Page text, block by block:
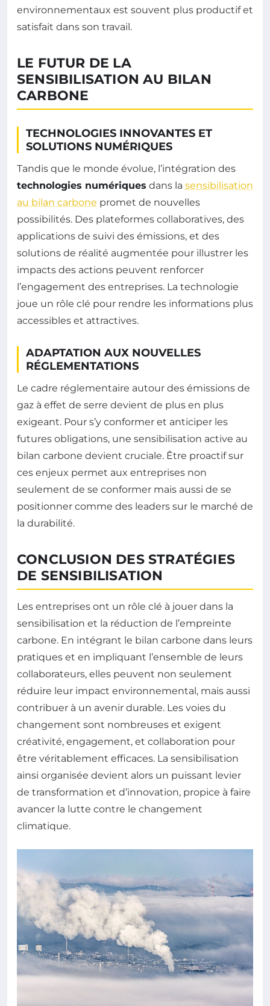
environnementaux est souvent plus productif et
satisfait dans son travail.
LE FUTUR DE LA
SENSIBILISATION AU BILAN
CARBONE
TECHNOLOGIES INNOVANTES ET
SOLUTIONS NUMÉRIQUES
Tandis que le monde évolue, l’intégration des
technologies numériques dans la sensibilisation
au bilan carbone promet de nouvelles
possibilités. Des plateformes collaboratives, des
applications de suivi des émissions, et des
solutions de réalité augmentée pour illustrer les
impacts des actions peuvent renforcer
l’engagement des entreprises. La technologie
joue un rôle clé pour rendre les informations plus
accessibles et attractives.
ADAPTATION AUX NOUVELLES
RÉGLEMENTATIONS
Le cadre réglementaire autour des émissions de
gaz à effet de serre devient de plus en plus
exigeant. Pour s’y conformer et anticiper les
futures obligations, une sensibilisation active au
bilan carbone devient cruciale. Être proactif sur
ces enjeux permet aux entreprises non
seulement de se conformer mais aussi de se
positionner comme des leaders sur le marché de
la durabilité.
CONCLUSION DES STRATÉGIES
DE SENSIBILISATION
Les entreprises ont un rôle clé à jouer dans la
sensibilisation et la réduction de l’empreinte
carbone. En intégrant le bilan carbone dans leurs
pratiques et en impliquant l’ensemble de leurs
collaborateurs, elles peuvent non seulement
réduire leur impact environnemental, mais aussi
contribuer à un avenir durable. Les voies du
changement sont nombreuses et exigent
créativité, engagement, et collaboration pour
être véritablement efficaces. La sensibilisation
ainsi organisée devient alors un puissant levier
de transformation et d’innovation, propice à faire
avancer la lutte contre le changement
climatique.